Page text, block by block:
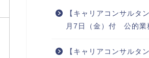
【キャリアコンサルタ
月7日（金）付 公的業
【キャリアコンサルタ